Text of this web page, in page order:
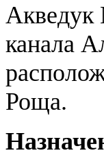
Акведук
канала
Роща.